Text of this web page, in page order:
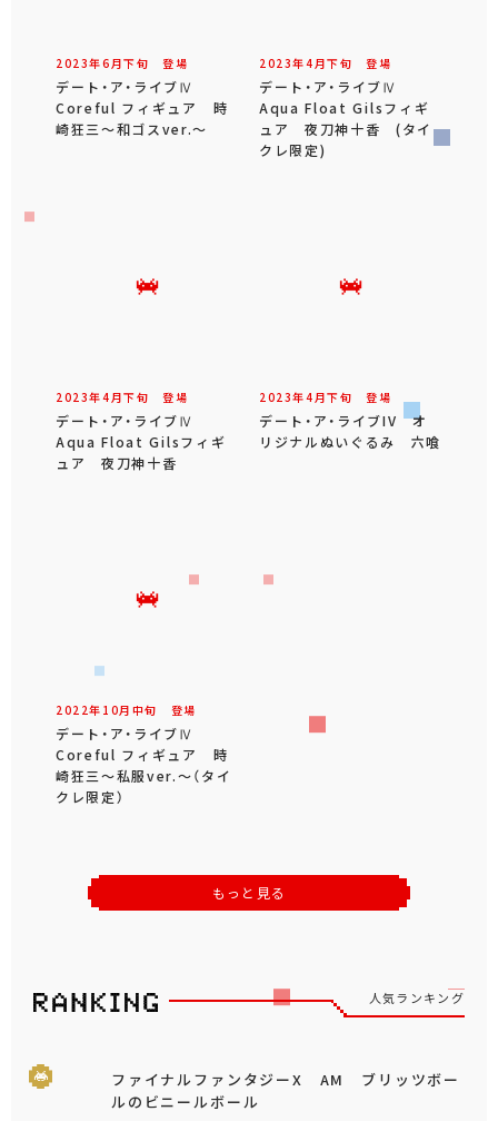
2023年6 月下旬 登場
デート・ア・ライブⅣ
Coreful フィギュア 時
崎狂三～和ゴスver.～
2023年4 月下旬 登場
デート・ア・ライブⅣ
Aqua Float Gilsフィギ
ュア 夜刀神十香 (タイ
クレ限定)
2023年4 月下旬 登場
デート・ア・ライブⅣ
Aqua Float Gilsフィギ
ュア 夜刀神十香
2023年4 月下旬 登場
デート・ア・ライブIV オ
リジナルぬいぐるみ 六喰
2022年 10月 中旬 登場
デート・ア・ライブⅣ
Coreful フィギュア 時
崎狂三～私服ver.～（タイ
クレ限定）
もっと見る
人気ランキング
ファイナルファンタジーX AM ブリッツボー
ルのビニールボール